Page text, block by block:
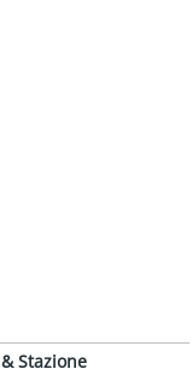
Stazione